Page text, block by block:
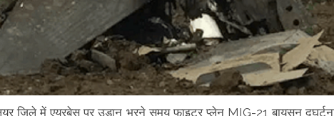
जिले में एयरबेस पर उड़ान भरने समय फाइटर प्लेन MIG-21 बायसन